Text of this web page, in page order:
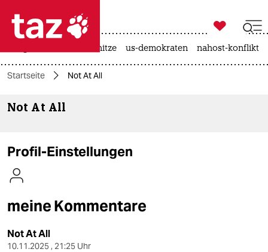
 taz zahl ich
themen
kultur
sport

taz zahl ich
hitze us-demokraten nahost-konflikt
Startseite Not At All
Not At All
Profil-Einstellungen
meine Kommentare
Not At All
10.11.2025 , 21:25 Uhr